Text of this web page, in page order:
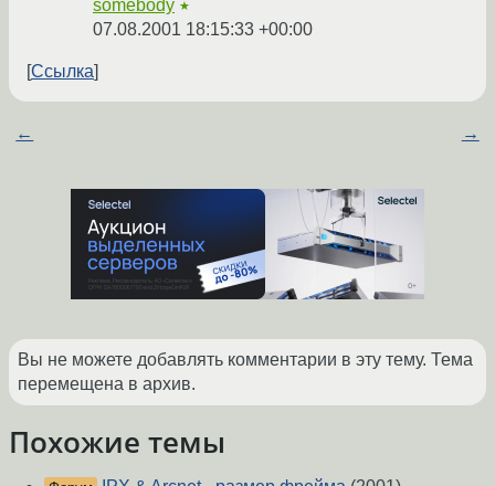
somebody ★
07.08.2001 18:15:33 +00:00
Ссылка
← →
Вы не можете добавлять комментарии в эту тему. Тема
перемещена в архив.
Похожие темы